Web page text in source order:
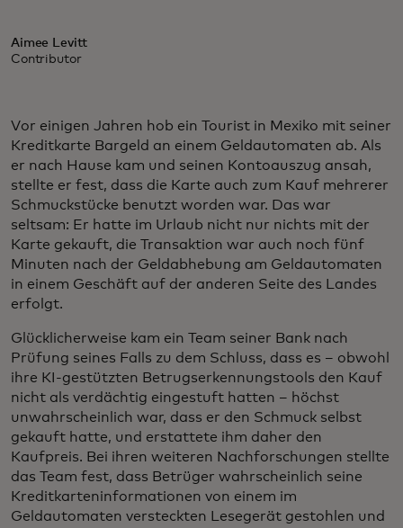
Aimee Levitt
Contributor
Vor einigen Jahren hob ein Tourist in Mexiko mit seiner
Kreditkarte Bargeld an einem Geldautomaten ab. Als
er nach Hause kam und seinen Kontoauszug ansah,
stellte er fest, dass die Karte auch zum Kauf mehrerer
Schmuckstücke benutzt worden war. Das war
seltsam: Er hatte im Urlaub nicht nur nichts mit der
Karte gekauft, die Transaktion war auch noch fünf
Minuten nach der Geldabhebung am Geldautomaten
in einem Geschäft auf der anderen Seite des Landes
erfolgt.
Glücklicherweise kam ein Team seiner Bank nach
Prüfung seines Falls zu dem Schluss, dass es – obwohl
ihre KI-gestützten Betrugserkennungstools den Kauf
nicht als verdächtig eingestuft hatten – höchst
unwahrscheinlich war, dass er den Schmuck selbst
gekauft hatte, und erstattete ihm daher den
Kaufpreis. Bei ihren weiteren Nachforschungen stellte
das Team fest, dass Betrüger wahrscheinlich seine
Kreditkarteninformationen von einem im
Geldautomaten versteckten Lesegerät gestohlen und